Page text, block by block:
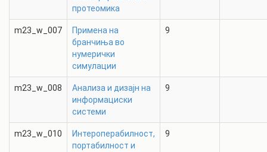
протеомика
m23_w_007
Примена на
бранчиња во
нумерички
симулации
9
m23_w_008
Анализа и дизајн на
информациски
системи
9
m23_w_010
Интероперабилност,
портабилност и
9